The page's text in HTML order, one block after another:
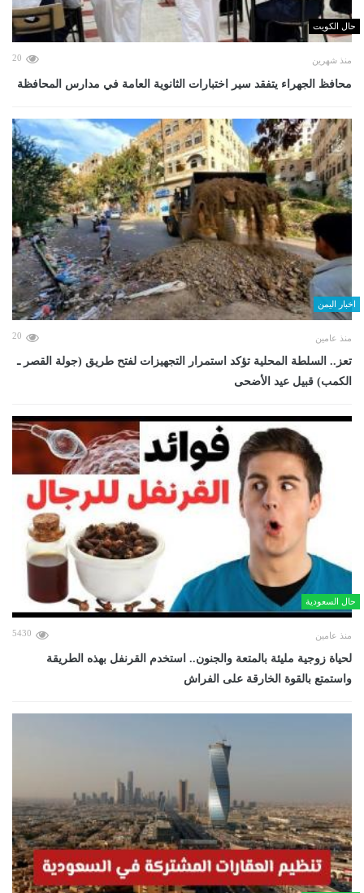
حال الكويت
منذ شهرين 20
محافظ الجهراء يتفقد سير اختبارات الثانوية العامة في مدارس المحافظة
اخبار اليمن
منذ عامين 20
تعز.. السلطة المحلية تؤكد استمرار التجهيزات لفتح طريق (جولة القصر ـ
الكمب) قبيل عيد الأضحى
حال السعودية
منذ عامين 5430
لحياة زوجية مليئة بالمتعة والجنون.. استخدم القرنفل بهذه الطريقة
واستمتع بالقوة الخارقة على الفراش